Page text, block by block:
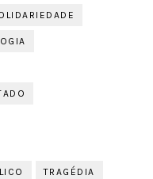
TRAGÉDIA